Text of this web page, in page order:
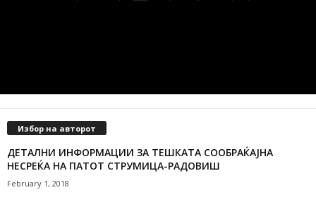
Избор на авторот
ДЕТАЛНИ ИНФОРМАЦИИ ЗА ТЕШКАТА СООБРАЌАЈНА
НЕСРЕЌА НА ПАТОТ СТРУМИЦА-РАДОВИШ
February 1, 2018